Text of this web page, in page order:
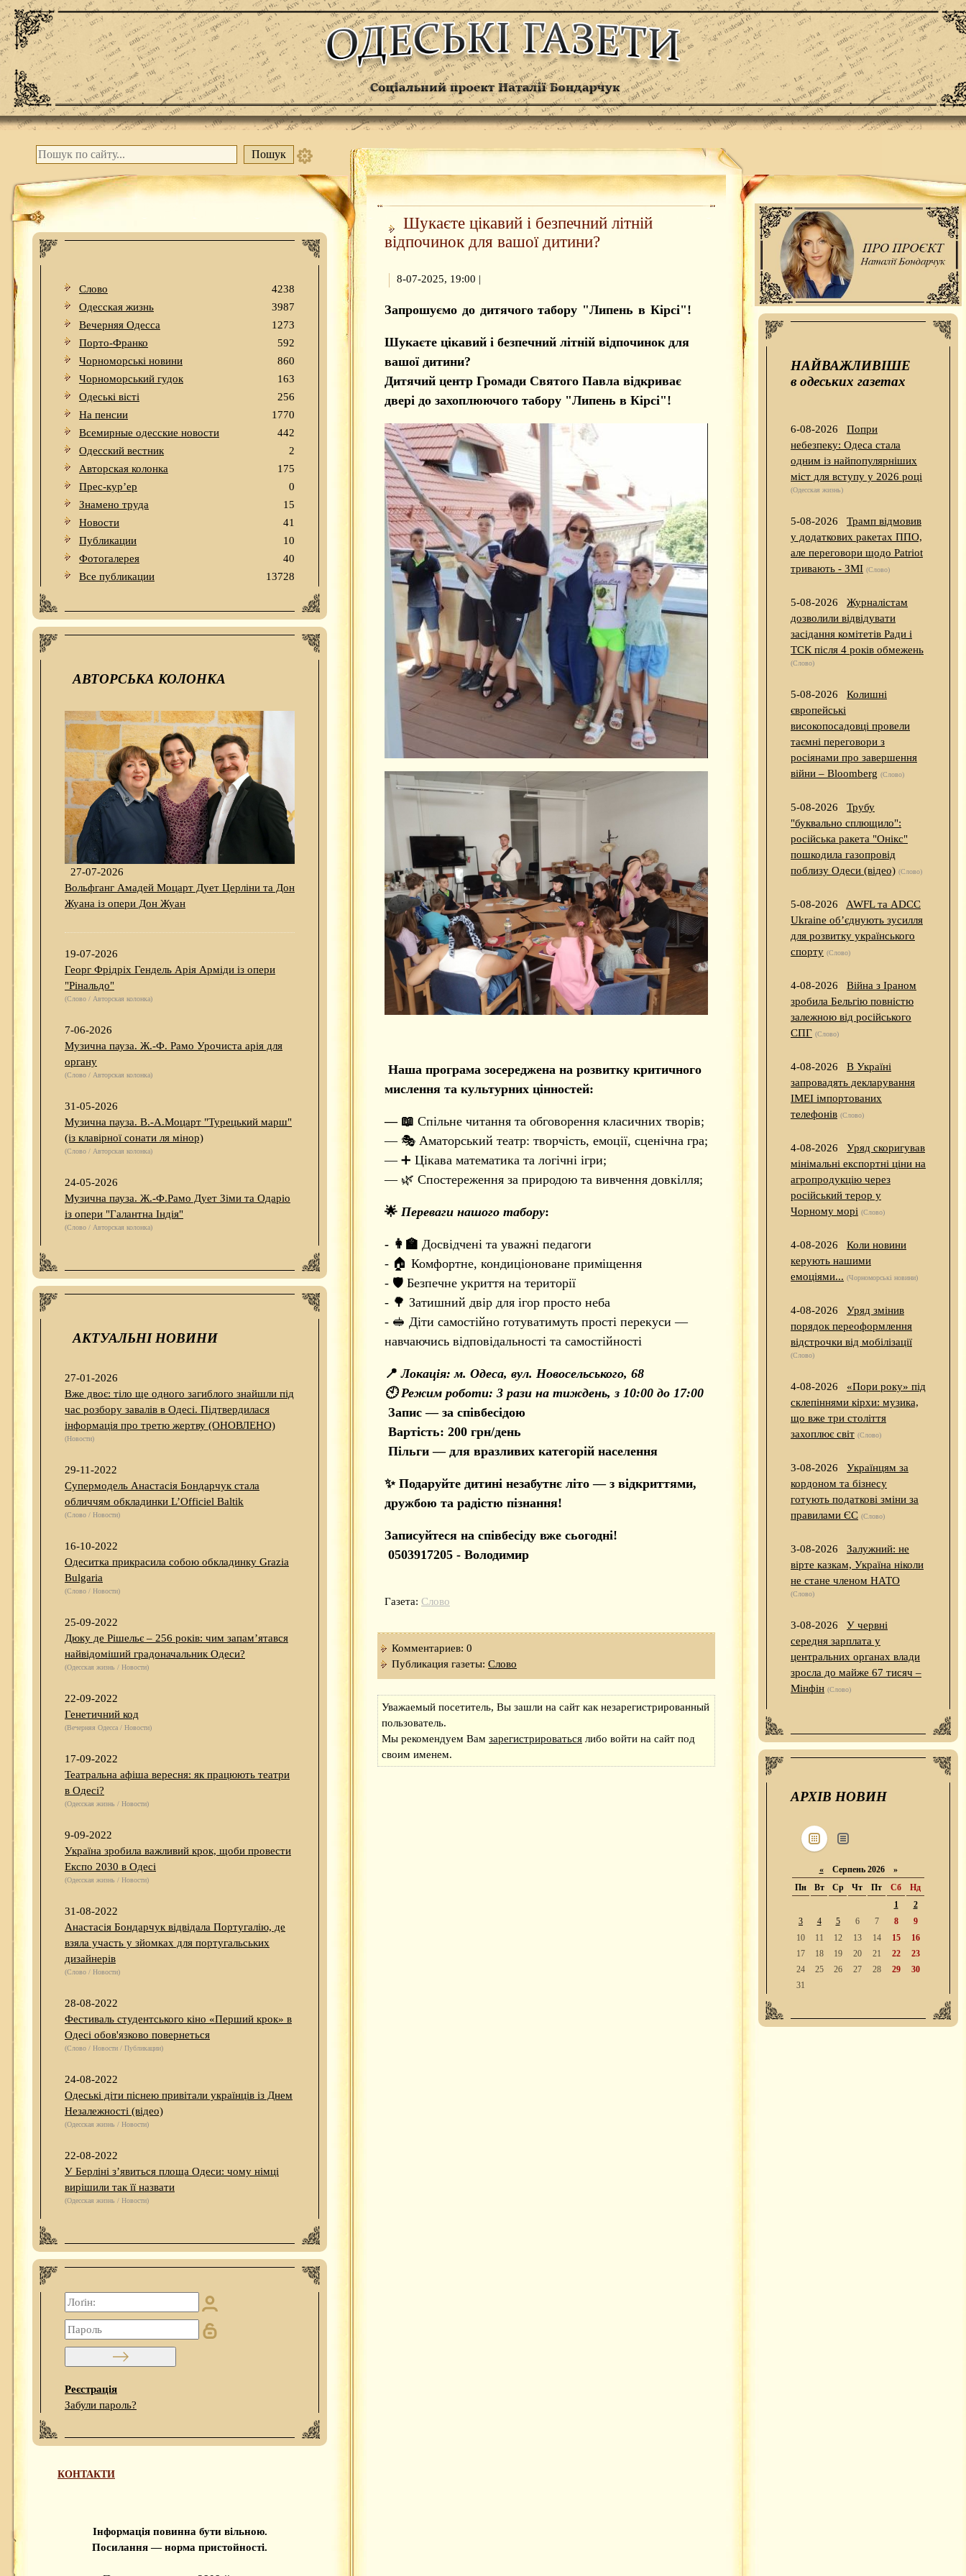
Слово
4238
Одесская жизнь
3987
Вечерняя Одесса
1273
Порто-Франко
592
Чорноморські новини
860
Чорноморський гудок
163
Одеськi вiстi
256
На пенсии
1770
Всемирные одесские новости
442
Одесский вестник
2
Авторская колонка
175
Прес-кур’ер
0
Знамено труда
15
Новости
41
Публикации
10
Фотогалерея
40
Все публикации
13728
АВТОРСЬКА КОЛОНКА
27-07-2026
Вольфганг Амадей Моцарт Дует Церліни та Дон
Жуана із опери Дон Жуан
19-07-2026
Георг Фрідріх Гендель Арія Арміди із опери
"Рінальдо"
(Слово / Авторская колонка)
7-06-2026
Музична пауза. Ж.-Ф. Рамо Урочиста арія для
органу
(Слово / Авторская колонка)
31-05-2026
Музична пауза. В.-А.Моцарт "Турецький марш"
(із клавірної сонати ля мінор)
(Слово / Авторская колонка)
24-05-2026
Музична пауза. Ж.-Ф.Рамо Дует Зіми та Одаріо
із опери "Галантна Індія"
(Слово / Авторская колонка)
АКТУАЛЬНІ НОВИНИ
27-01-2026
Вже двоє: тіло ще одного загиблого знайшли під
час розбору завалів в Одесі. Підтвердилася
інформація про третю жертву (ОНОВЛЕНО)
(Новости)
29-11-2022
Супермодель Анастасія Бондарчук стала
обличчям обкладинки L’Officiel Baltik
(Слово / Новости)
16-10-2022
Одеситка прикрасила собою обкладинку Grazia
Bulgaria
(Слово / Новости)
25-09-2022
Дюку де Рішельє – 256 років: чим запам’ятався
найвідоміший градоначальник Одеси?
(Одесская жизнь / Новости)
22-09-2022
Генетичний код
(Вечерняя Одесса / Новости)
17-09-2022
Театральна афіша вересня: як працюють театри
в Одесі?
(Одесская жизнь / Новости)
9-09-2022
Україна зробила важливий крок, щоби провести
Експо 2030 в Одесі
(Одесская жизнь / Новости)
31-08-2022
Анастасія Бондарчук відвідала Португалію, де
взяла участь у зйомках для португальських
дизайнерів
(Слово / Новости)
28-08-2022
Фестиваль студентського кіно «Перший крок» в
Одесі обов'язково повернеться
(Слово / Новости / Публикации)
24-08-2022
Одеські діти піснею привітали українців із Днем
Незалежності (відео)
(Одесская жизнь / Новости)
22-08-2022
У Берліні з’явиться площа Одеси: чому німці
вирішили так її назвати
(Одесская жизнь / Новости)
Реєстрація
Забули пароль?
КОНТАКТИ
Інформація повинна бути вільною.
Посилання — норма пристойності.
Шукаєте цікавий і безпечний літній
відпочинок для вашої дитини?
8-07-2025, 19:00 |
Запрошуємо до дитячого табору "Липень в Кірсі"!
Шукаєте цікавий і безпечний літній відпочинок для
вашої дитини?
Дитячий центр Громади Святого Павла відкриває
двері до захоплюючого табору "Липень в Кірсі"!
Наша програма зосереджена на розвитку критичного
мислення та культурних цінностей:
— 📖 Спільне читання та обговорення класичних творів;
— 🎭 Аматорський театр: творчість, емоції, сценічна гра;
— ➕ Цікава математика та логічні ігри;
— 🌿 Спостереження за природою та вивчення довкілля;
🌟 Переваги нашого табору:
- 👩‍🏫 Досвідчені та уважні педагоги
- 🏠 Комфортне, кондиціоноване приміщення
- 🛡 Безпечне укриття на території
- 🌳 Затишний двір для ігор просто неба
- 🥪 Діти самостійно готуватимуть прості перекуси —
навчаючись відповідальності та самостійності
📍 Локація: м. Одеса, вул. Новосельського, 68
🕙 Режим роботи: 3 рази на тиждень, з 10:00 до 17:00
Запис — за співбесідою
Вартість: 200 грн/день
Пільги — для вразливих категорій населення
✨ Подаруйте дитині незабутнє літо — з відкриттями,
дружбою та радістю пізнання!
Записуйтеся на співбесіду вже сьогодні!
0503917205 - Володимир
Газета: Слово
Комментариев: 0
Публикация газеты: Слово
Уважаемый посетитель, Вы зашли на сайт как незарегистрированный
пользователь.
Мы рекомендуем Вам зарегистрироваться либо войти на сайт под
своим именем.
НАЙВАЖЛИВІШЕ
в одеських газетах
6-08-2026
Попри
небезпеку: Одеса стала
одним із найпопулярніших
міст для вступу у 2026 році
(Одесская жизнь)
5-08-2026
Трамп відмовив
у додаткових ракетах ППО,
але переговори щодо Patriot
тривають - ЗМІ (Слово)
5-08-2026
Журналістам
дозволили відвідувати
засідання комітетів Ради і
ТСК після 4 років обмежень
(Слово)
5-08-2026
Колишні
європейські
високопосадовці провели
таємні переговори з
росіянами про завершення
війни – Bloomberg (Слово)
5-08-2026
Трубу
"буквально сплющило":
російська ракета "Онікс"
пошкодила газопровід
поблизу Одеси (відео) (Слово)
5-08-2026
AWFL та ADCC
Ukraine об’єднують зусилля
для розвитку українського
спорту (Слово)
4-08-2026
Війна з Іраном
зробила Бельгію повністю
залежною від російського
СПГ (Слово)
4-08-2026
В Україні
запровадять декларування
IMEI імпортованих
телефонів (Слово)
4-08-2026
Уряд скоригував
мінімальні експортні ціни на
агропродукцію через
російський терор у
Чорному морі (Слово)
4-08-2026
Коли новини
керують нашими
емоціями... (Чорноморські новини)
4-08-2026
Уряд змінив
порядок переоформлення
відстрочки від мобілізації
(Слово)
4-08-2026
«Пори року» під
склепіннями кірхи: музика,
що вже три століття
захоплює світ (Слово)
3-08-2026
Українцям за
кордоном та бізнесу
готують податкові зміни за
правилами ЄС (Слово)
3-08-2026
Залужний: не
вірте казкам, Україна ніколи
не стане членом НАТО
(Слово)
3-08-2026
У червні
середня зарплата у
центральних органах влади
зросла до майже 67 тисяч –
Мінфін (Слово)
АРХІВ НОВИН
«Серпень 2026 »
Пн
Вт Ср Чт Пт Сб
Нд
1
2
3
4 5 6 7 8
9
10
11 12 13 14 15
16
17
18 19 20 21 22
23
24
25 26 27 28 29
30
31